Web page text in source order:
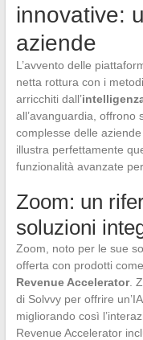
innovative:
aziende
L’avvento delle
netta rottura con i
arricchiti dall’
all’avanguardia, offrono
complesse delle
illustra perfettamente
funzionalità avanzate
Zoom: un
soluzioni
Zoom, noto per le sue
offerta con prodotti come
Revenue Accelerator.
di Solvvy per offrire
migliorando così
Revenue Accelerator